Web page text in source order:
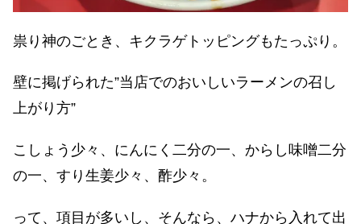
祟り神のごとき、キクラゲトッピングもたっぷり。
壁に掲げられた”当店でのおいしいラーメンの召し
上がり方”
こしょう少々、にんにく二分の一、からし味噌二分
の一、すり生姜少々、酢少々。
って、項目が多いし、そんなら、ハナから入れて出